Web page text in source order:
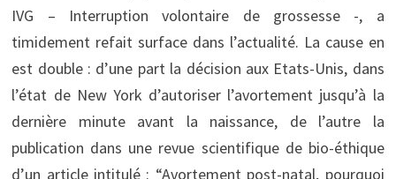
IVG – Interruption volontaire de grossesse -, a
timidement refait surface dans l’actualité. La cause en
est double : d’une part la décision aux Etats-Unis, dans
l’état de New York d’autoriser l’avortement jusqu’à la
dernière minute avant la naissance, de l’autre la
publication dans une revue scientifique de bio-éthique
d’un article intitulé : “Avortement post-natal, pourquoi